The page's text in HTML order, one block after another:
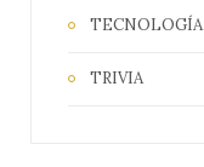
TECNOLOGÍA
TRIVIA